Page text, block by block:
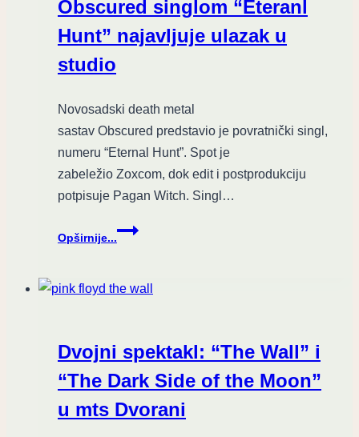
u
Beogradu
Obscured singlom “Eteranl
Hunt” najavljuje ulazak u
studio
Novosadski death metal
sastav Obscured predstavio je povratnički singl,
numeru “Eternal Hunt”. Spot je
zabeležio Zoxcom, dok edit i postprodukciju
potpisuje Pagan Witch. Singl…
Opširnije...
Obscured
singlom
Hunt”
studio
Dvojni spektakl: “The Wall” i
“The Dark Side of the Moon”
u mts Dvorani